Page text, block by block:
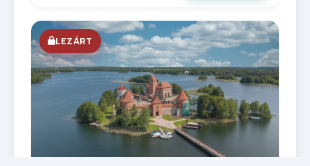
LEZÁRT